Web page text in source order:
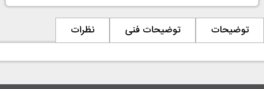
توضیحات توضیحات فنی نظرات